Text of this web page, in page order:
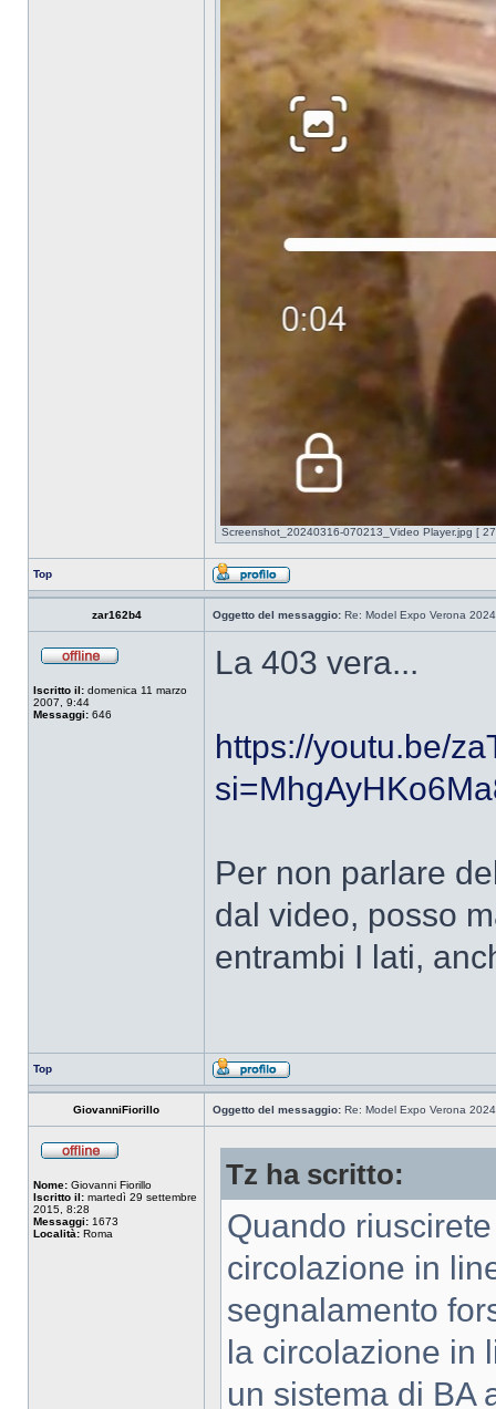
Screenshot_20240316-070213_Video Player.jpg [
Top
zar162b4 Oggetto del messaggio: Re: Model Expo Verona 2024
Iscritto il: domenica 11 marzo
2007, 9:44
Messaggi: 646
La 403 vera...
https://youtu.be/
Per non parlare
dal video, posso
entrambi I lati,
Top
GiovanniFiorillo Oggetto del messaggio: Re: Model Expo Verona 2024
Nome: Giovanni Fiorillo
Iscritto il: martedì 29 settembre
2015, 8:28
Messaggi: 1673
Località: Roma
Tz ha scritto:
Quando
circolazione in
segnalamento
la circolazione in
un sistema di BA